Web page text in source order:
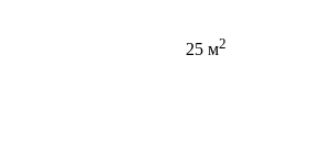
25 м2